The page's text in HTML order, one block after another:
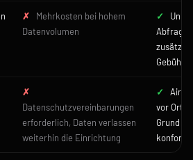
✗
Mehrkosten bei hohem
Datenvolumen
✓
✗
Datenschutzvereinbarungen
erforderlich, Daten verlassen
weiterhin die Einrichtung
✓
Air-
vor Ort –
Grund
konform